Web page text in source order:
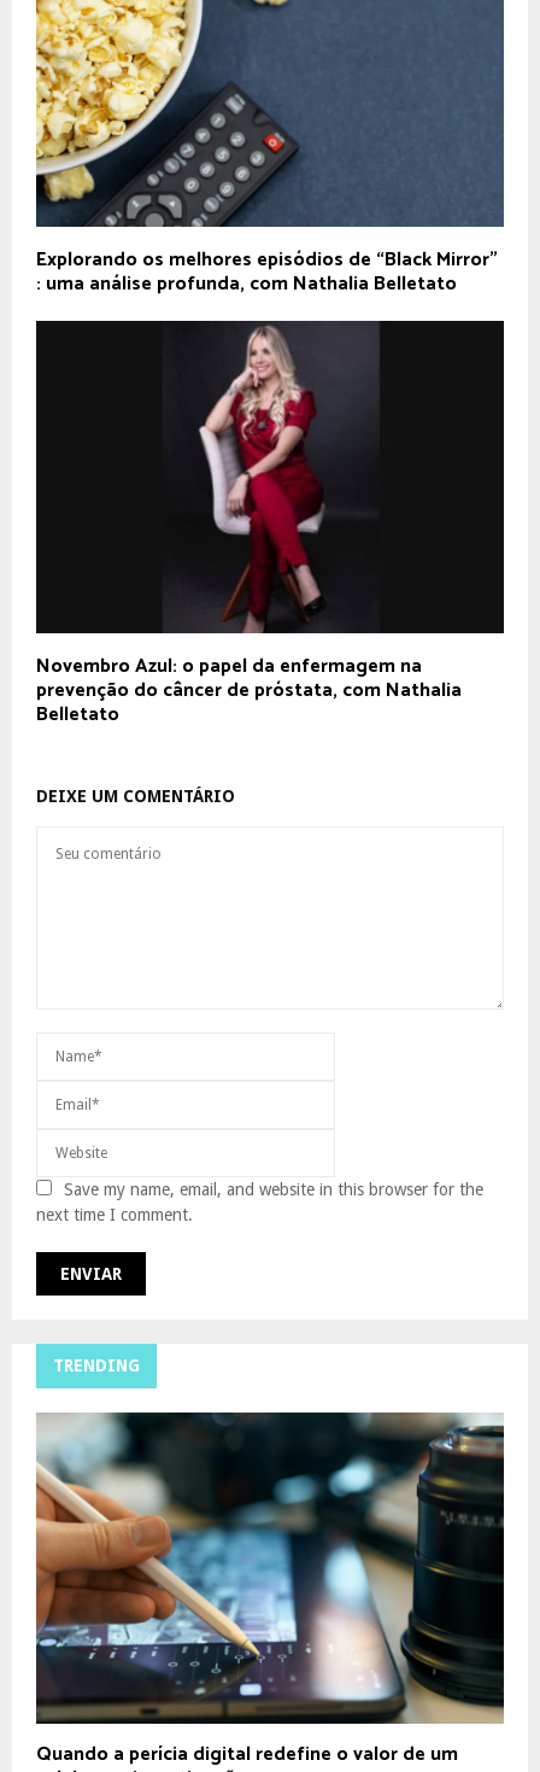
Explorando os melhores episódios de “Black Mirror”
: uma análise profunda, com Nathalia Belletato
Novembro Azul: o papel da enfermagem na
prevenção do câncer de próstata, com Nathalia
Belletato
DEIXE UM COMENTÁRIO
Save my name, email, and website in this browser for the
next time I comment.
TRENDING
Quando a perícia digital redefine o valor de um